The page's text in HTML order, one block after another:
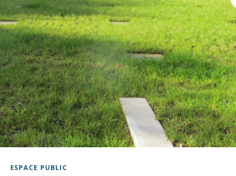
ESPACE PUBLIC